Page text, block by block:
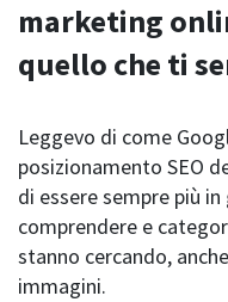
marketing
quello che ti
Leggevo di come
posizionamento SEO
di essere sempre più
comprendere e
stanno cercando,
immagini.